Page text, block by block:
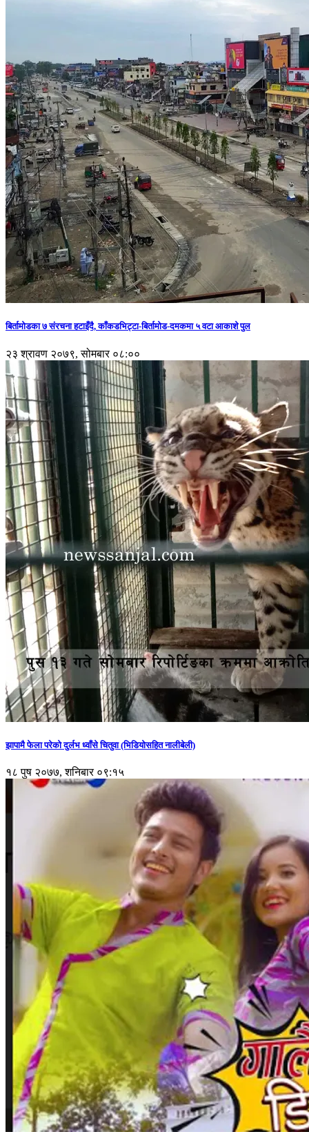
बिर्तामोडका ७ संरचना हटाइँदै, काँकडभिट्टा-बिर्तामोड-दमकमा ५ वटा आकाशे पुल
२३ श्रावण २०७९, सोमबार ०८:००
झापामै फेला परेको दुर्लभ ध्वाँसे चितुवा (भिडियोसहित नालीबेली)
१८ पुष २०७७, शनिबार ०९:१५